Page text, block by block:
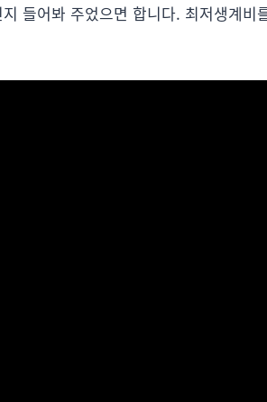
들어봐 주었으면 합니다. 최저생계